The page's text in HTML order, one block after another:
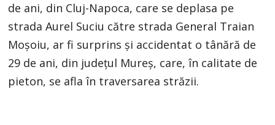
de ani, din Cluj-Napoca, care se deplasa pe
strada Aurel Suciu către strada General Traian
Moșoiu, ar fi surprins și accidentat o tânără de
29 de ani, din județul Mureș, care, în calitate de
pieton, se afla în traversarea străzii.